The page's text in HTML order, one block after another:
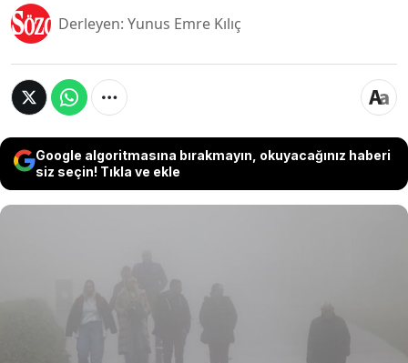
Derleyen: Yunus Emre Kılıç
Google algoritmasına bırakmayın, okuyacağınız haberi
siz seçin! Tıkla ve ekle
Bilim insanları sis üzerinde yaptıkları çalışmalar
sonucunda ilginç gerçeklere ulaştı. Yapılan
incelemeler sisin kendi içinde yaşayan bir canlı
olduğunu ortaya koydu. Aslında bunlarca yıldır
sabahları gideceğimiz yere ulaşmaya çalışırken